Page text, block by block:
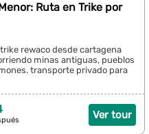
Ruta en Trike por
rewaco desde cartagena
minas antiguas, pueblos
transporte privado para
Ver tour